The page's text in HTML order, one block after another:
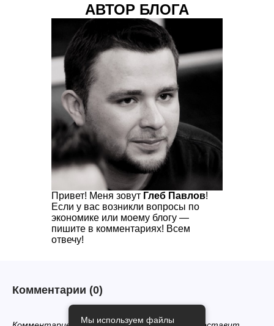
АВТОР БЛОГА
Привет! Меня зовут Глеб Павлов!
Если у вас возникли вопросы по
экономике или моему блогу —
пишите в комментариях! Всем
отвечу!
Комментарии (0)
Мы используем файлы